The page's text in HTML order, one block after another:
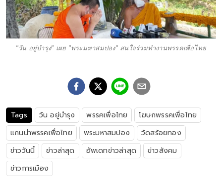
"วัน อยู่บำรุง" เผย "พระมหาสมปอง" สนใจร่วมทำงานพรรคเพื่อไทย
Tags วัน อยู่บำรุง พรรคเพื่อไทย
โฆษกพรรคเพื่อไทย
แกนนำพรรคเพื่อไทย
พระมหาสมปอง
วัดสร้อยทอง
ข่าววันนี้
ข่าวล่าสุด อัพเดทข่าวล่าสุด
ข่าวสังคม
ข่าวการเมือง